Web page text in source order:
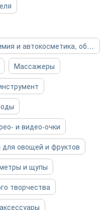
Расходные материалы, автохимия и автокосметика, общее
Массажеры
и видео-очки
для овощей и фруктов
и щупы
творчества